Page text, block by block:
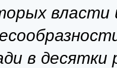
власти
в